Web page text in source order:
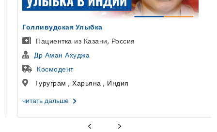
Улыбка
из Казани, Россия
Харьяна , Индия